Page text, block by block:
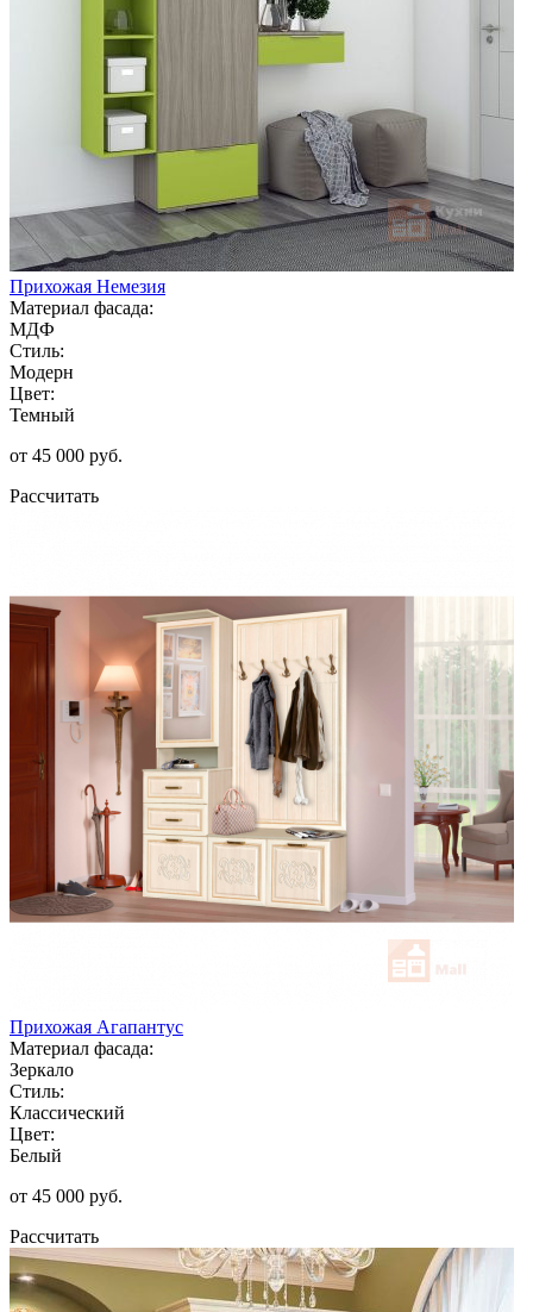
Прихожая Немезия
Материал фасада:
МДФ
Стиль:
Модерн
Цвет:
Темный
от 45 000 руб.
Рассчитать
Прихожая Агапантус
Материал фасада:
Зеркало
Стиль:
Классический
Цвет:
Белый
от 45 000 руб.
Рассчитать